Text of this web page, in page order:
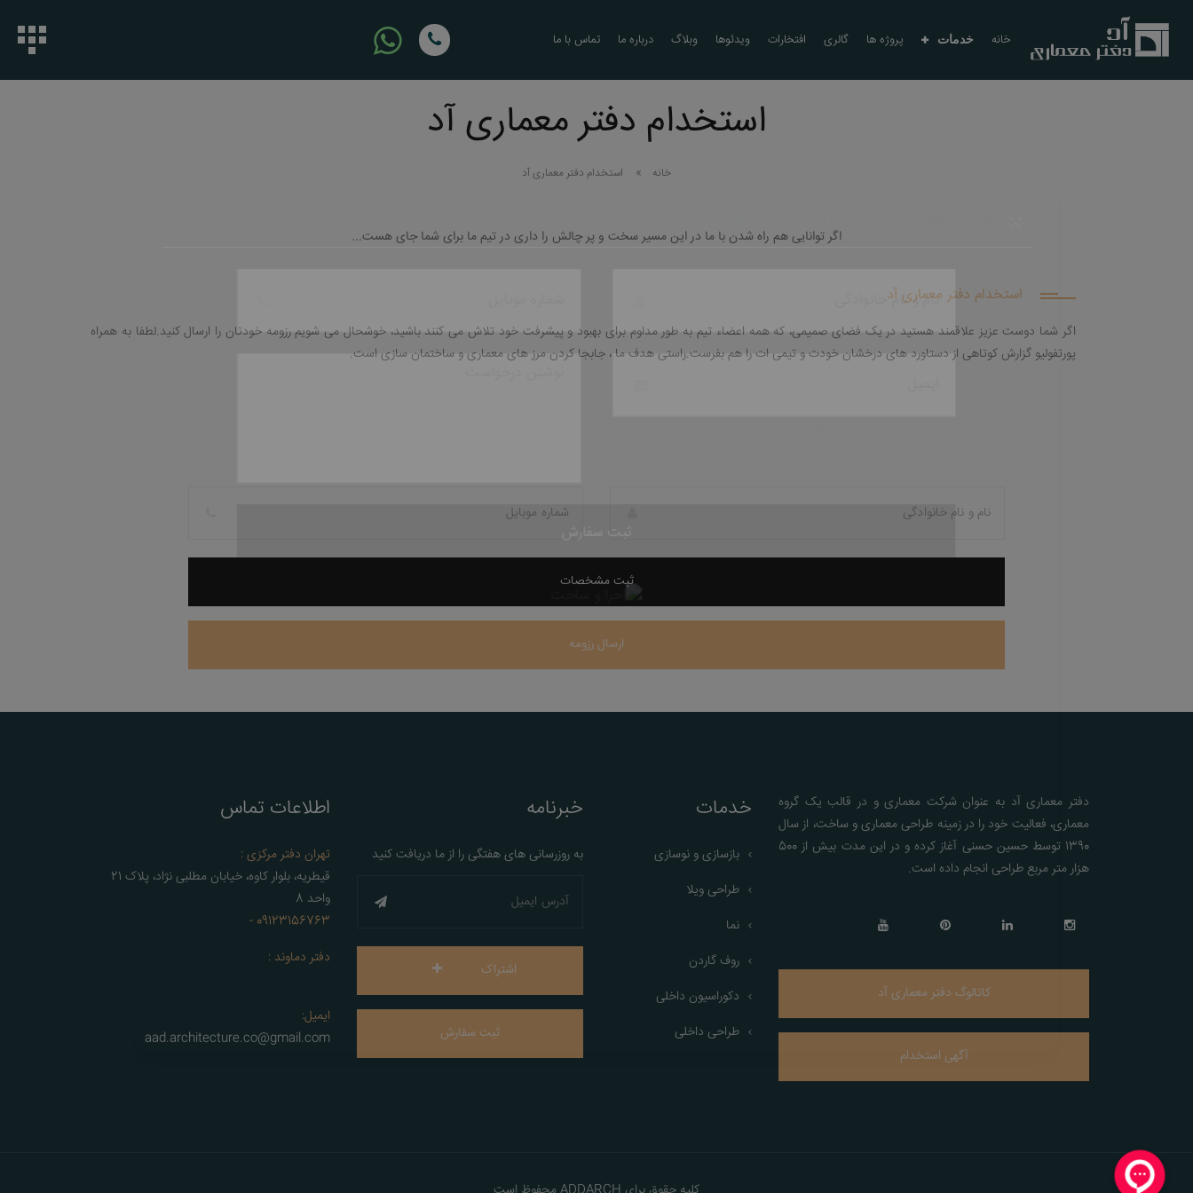
خانه خدمات پروژه ها گالری افتخارات ویدئوها وبلاگ درباره ما تماس با ما
استخدام دفتر معماری آد
خانه استخدام دفتر معماری آد
اگر توانایی هم راه شدن با ما در این مسیر سخت و پر چالش را داری در تیم ما برای شما جای هست...
استخدام دفتر معماری آد
اگر شما دوست عزیز علاقمند هستید در یک فضای صمیمی، که همه اعضاء تيم به طور مداوم برای بهبود و پیشرفت خود تلاش می کنند باشید، خوشحال می شویم رزومه خودتان را ارسال کنید.لطفا به همراه
پورتفولیو گزارش کوتاهی از دستاورد های درخشان خودت و تیمی ات را هم بفرست.راستی هدف ما ، جابجا کردن مرز های معماری و ساختمان سازی است.
ثبت مشخصات
ارسال رزومه
دفتر معماری آد به عنوان شرکت معماری و در قالب یک گروه
معماری، فعالیت خود را در زمینه طراحی معماری و ساخت، از سال
1390 توسط حسین حسنی آغاز کرده و در این مدت بیش از 500
هزار متر مربع طراحی انجام داده است.
کاتالوگ دفتر معماری آد
آگهی استخدام
خدمات
بازسازی و نوسازی
طراحی ویلا
نما
روف گاردن
دکوراسیون داخلی
طراحی داخلی
خبرنامه
به روزرسانی های هفتگی را از ما دریافت کنید
اشتراک
ثبت سفارش
اطلاعات تماس
تهران دفتر مرکزی :
قیطریه، بلوار کاوه، خیابان مطلبی نژاد، پلاک 21
واحد 8
09123156763 -
دفتر دماوند :
ایمیل:
aad.architecture.co@gmail.com